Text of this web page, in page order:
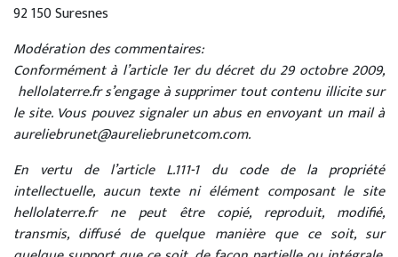
92 150 Suresnes
Modération des commentaires:
Conformément à l’article 1er du décret du 29 octobre 2009,
hellolaterre.fr s’engage à supprimer tout contenu illicite sur
le site. Vous pouvez signaler un abus en envoyant un mail à
aureliebrunet@aureliebrunetcom.com.
En vertu de l’article L.111-1 du code de la propriété
intellectuelle, aucun texte ni élément composant le site
hellolaterre.fr ne peut être copié, reproduit, modifié,
transmis, diffusé de quelque manière que ce soit, sur